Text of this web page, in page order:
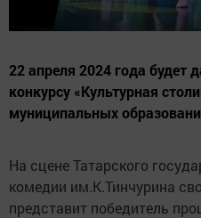
22 апреля 2024 года будет
конкурсу «Культурная
муниципальных
На сцене Татарского
комедии им.К.Тинчурина
представит победитель